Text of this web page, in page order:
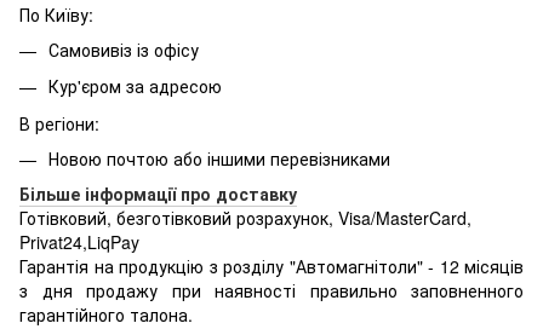
По Київу:
Самовивіз із офісу
Кур'єром за адресою
В регіони:
Новою почтою або іншими перевізниками
Більше інформації про доставку
Готівковий, безготівковий розрахунок, Visa/MasterCard,
Privat24,LiqPay
Гарантія на продукцію з розділу "Автомагнітоли" - 12 місяців
з дня продажу при наявності правильно заповненного
гарантійного талона.